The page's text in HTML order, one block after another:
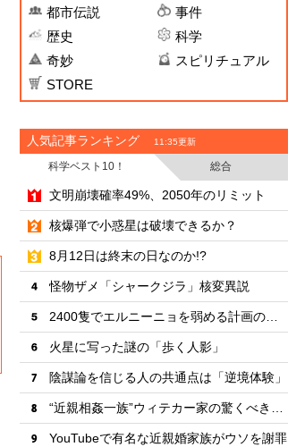
都市伝説
事件
歴史
科学
奇妙
スピリチュアル
STORE
人気記事ランキング 11:35更新
科学ベスト10！
総合
・
文明崩壊確率49%、2050年のリミット
・
核爆弾で小惑星は破壊できるか？
・
8月12日は終末の日なのか!?
・
怪物ザメ「シャークジラ」核変異説
・
・
火星に写った謎の「歩く人影」
・
陰謀論を信じる人の共通点は「逆境体験」
・
・
YouTubeで有名な近親婚家族がウソを謝罪